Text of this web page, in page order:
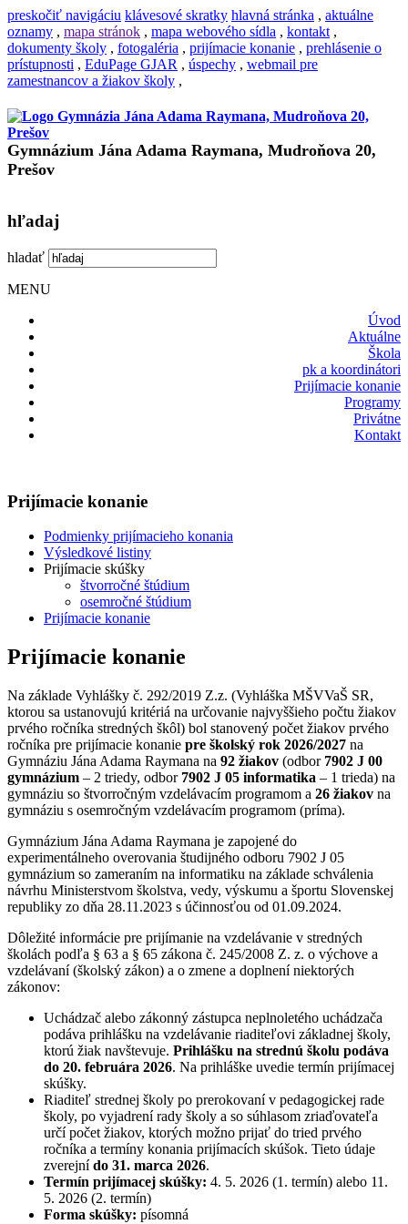
preskočiť navigáciu klávesové skratky hlavná stránka , aktuálne
oznamy , mapa stránok , mapa webového sídla , kontakt ,
dokumenty školy , fotogaléria , prijímacie konanie , prehlásenie o
prístupnosti , EduPage GJAR , úspechy , webmail pre
zamestnancov a žiakov školy ,
Gymnázium Jána Adama Raymana, Mudroňova 20,
Prešov
hľadaj
hladať
MENU
Úvod
Aktuálne
Škola
pk a koordinátori
Prijímacie konanie
Programy
Privátne
Kontakt
Prijímacie konanie
Podmienky prijímacieho konania
Výsledkové listiny
Prijímacie skúšky
štvorročné štúdium
osemročné štúdium
Prijímacie konanie
Prijímacie konanie
Na základe Vyhlášky č. 292/2019 Z.z. (Vyhláška MŠVVaŠ SR,
ktorou sa ustanovujú kritériá na určovanie najvyššieho počtu žiakov
prvého ročníka stredných škôl) bol stanovený počet žiakov prvého
ročníka pre prijímacie konanie pre školský rok 2026/2027 na
Gymnáziu Jána Adama Raymana na 92 žiakov (odbor 7902 J 00
gymnázium – 2 triedy, odbor 7902 J 05 informatika – 1 trieda) na
gymnáziu so štvorročným vzdelávacím programom a 26 žiakov na
gymnáziu s osemročným vzdelávacím programom (príma).
Gymnázium Jána Adama Raymana je zapojené do
experimentálneho overovania študijného odboru 7902 J 05
gymnázium so zameraním na informatiku na základe schválenia
návrhu Ministerstvom školstva, vedy, výskumu a športu Slovenskej
republiky zo dňa 28.11.2023 s účinnosťou od 01.09.2024.
Dôležité informácie pre prijímanie na vzdelávanie v stredných
školách podľa § 63 a § 65 zákona č. 245/2008 Z. z. o výchove a
vzdelávaní (školský zákon) a o zmene a doplnení niektorých
zákonov:
Uchádzač alebo zákonný zástupca neplnoletého uchádzača
podáva prihlášku na vzdelávanie riaditeľovi základnej školy,
ktorú žiak navštevuje. Prihlášku na strednú školu podáva
do 20. februára 2026. Na prihláške uvedie termín prijímacej
skúšky.
Riaditeľ strednej školy po prerokovaní v pedagogickej rade
školy, po vyjadrení rady školy a so súhlasom zriaďovateľa
určí počet žiakov, ktorých možno prijať do tried prvého
ročníka a termíny konania prijímacích skúšok. Tieto údaje
zverejnído 31. marca 2026.
Termín prijímacej skúšky: 4. 5. 2026 (1. termín) alebo 11.
5. 2026 (2. termín)
Forma skúšky: písomná